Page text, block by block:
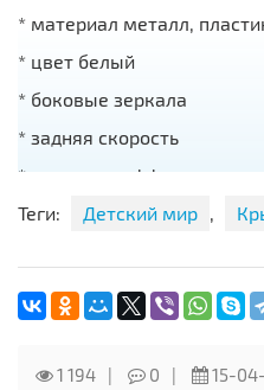
* материал металл,
* цвет белый
* боковые зеркала
* задняя скорость
* звуковые эффекты
* разъем mp3
* кол-во аккумуляторов 1
* кол-во скоростей 2
* колеса пластик
Теги: Детский мир ,
1 194 0 15-